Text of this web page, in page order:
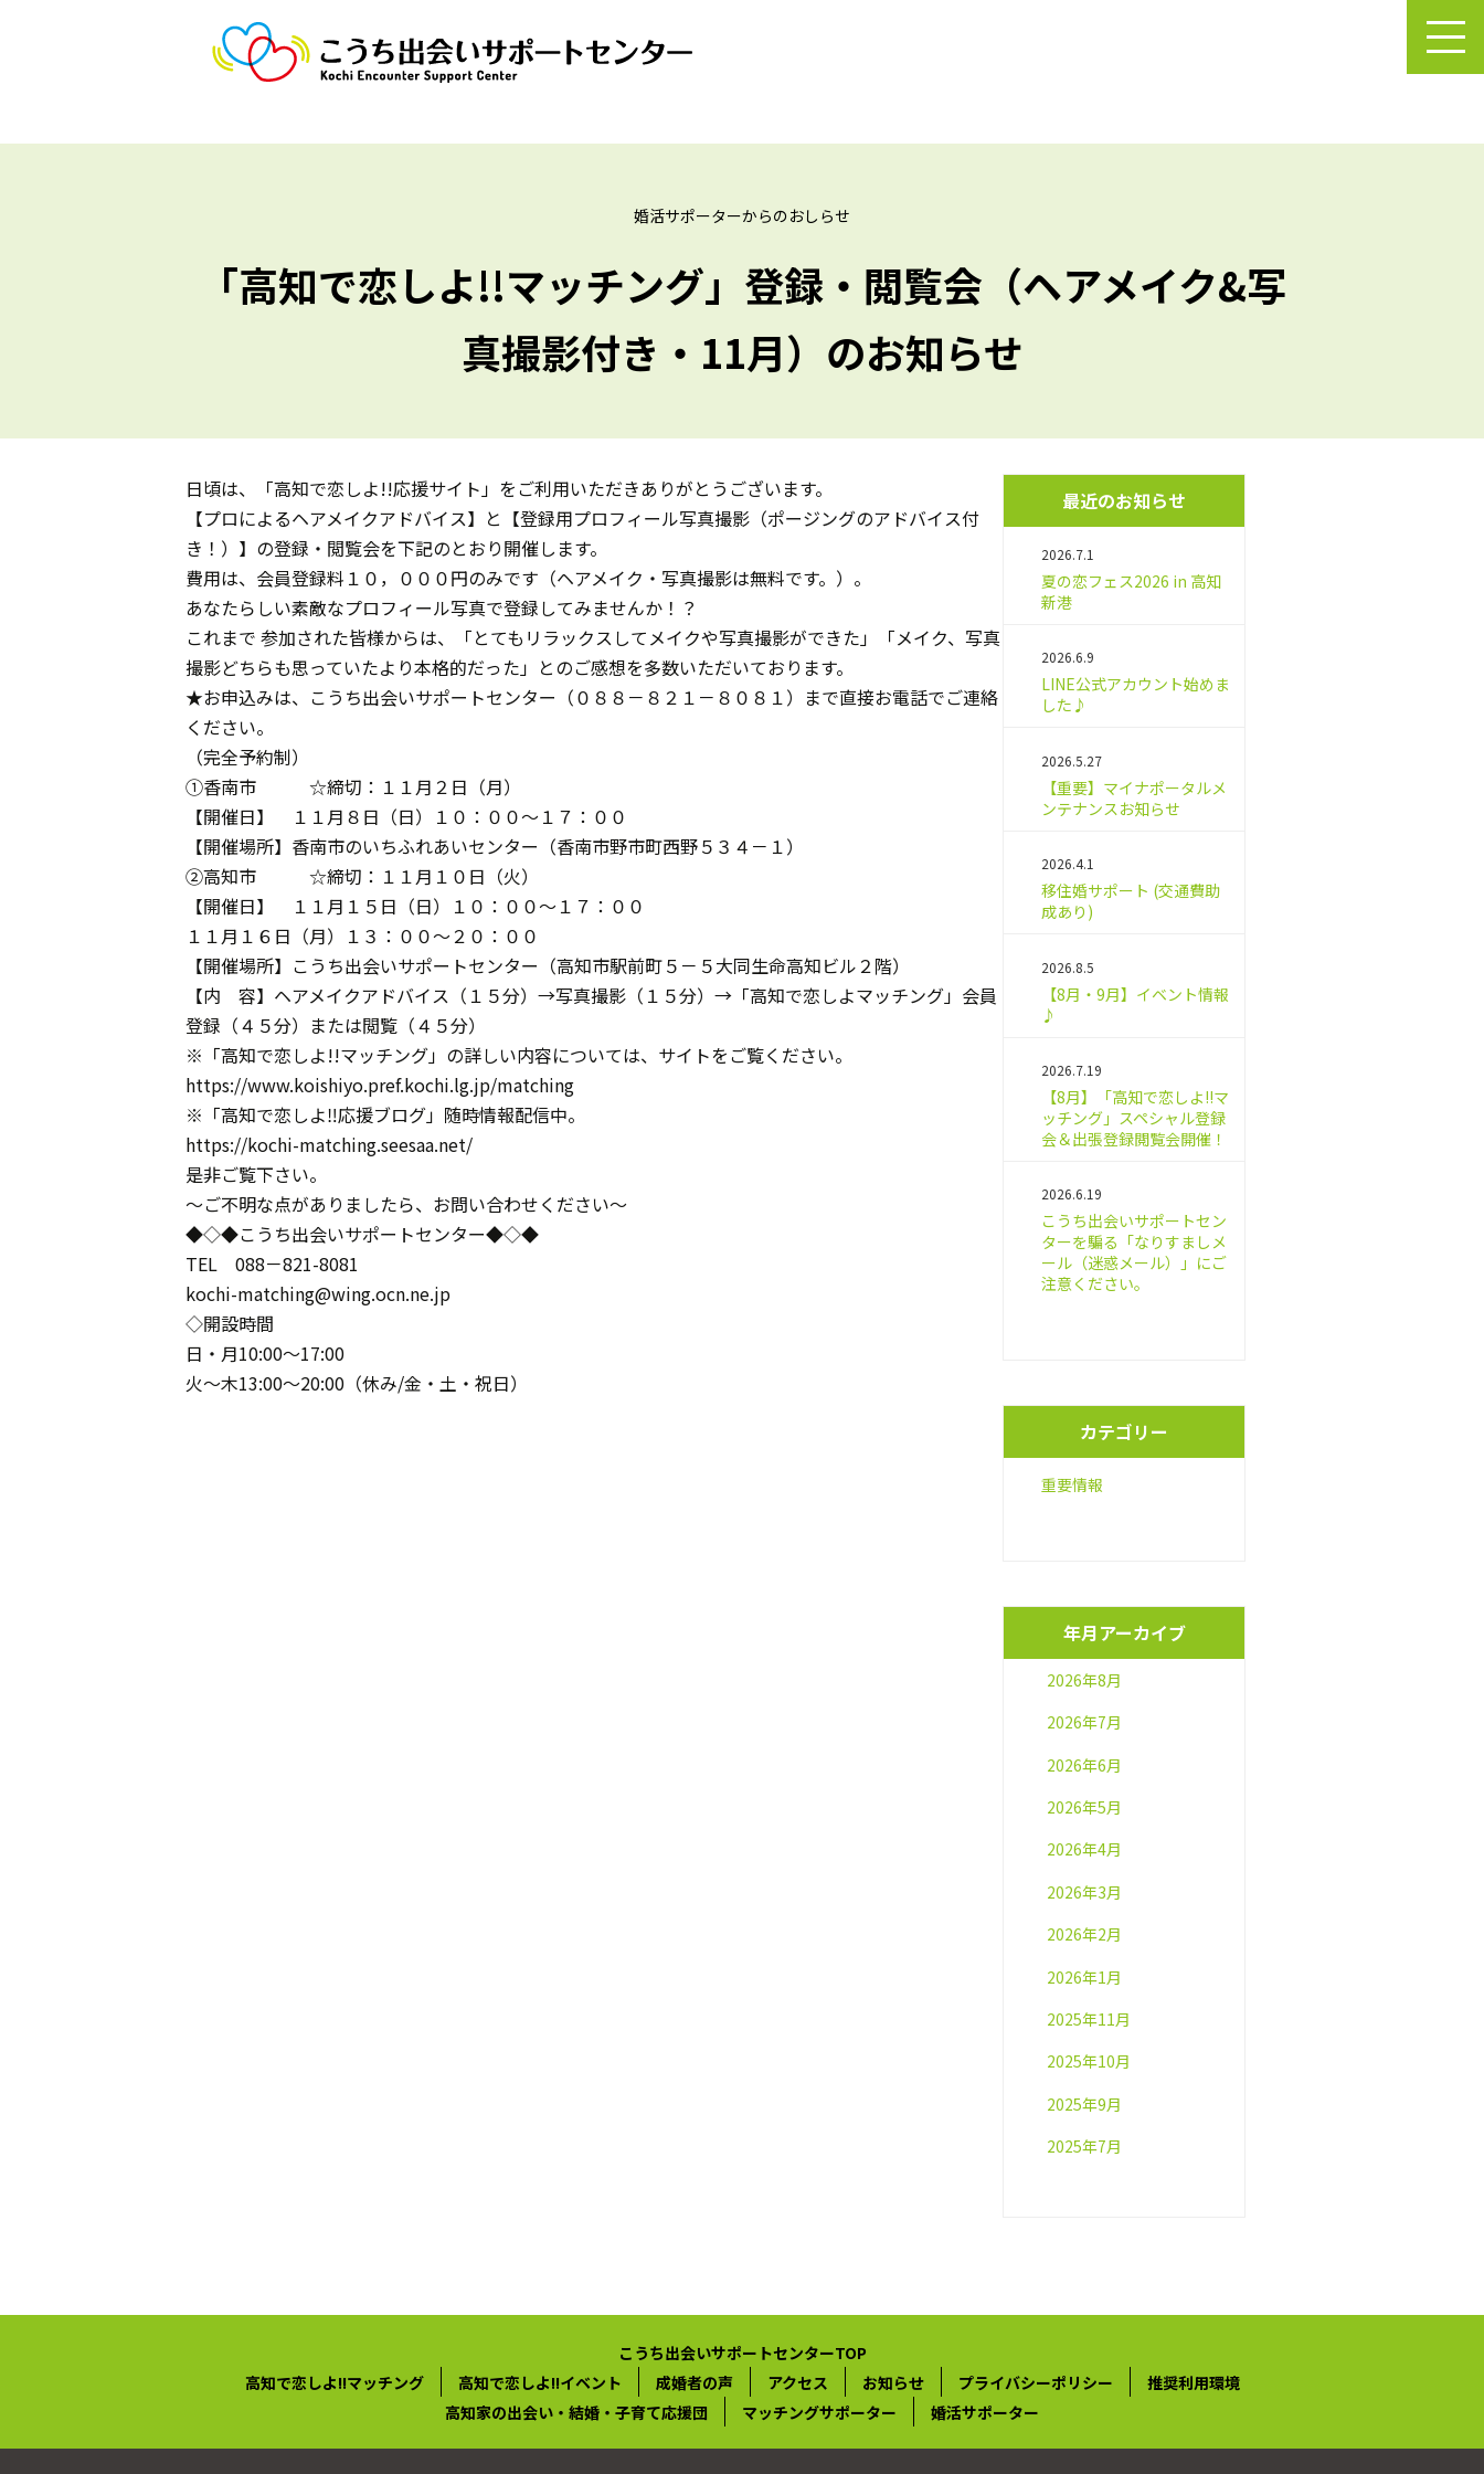
婚活サポーターからのおしらせ
「高知で恋しよ!!マッチング」登録・閲覧会（ヘアメイク&写
真撮影付き・11月）のお知らせ
日頃は、「高知で恋しよ!!応援サイト」をご利用いただきありがとうございます。
【プロによるヘアメイクアドバイス】と【登録用プロフィール写真撮影（ポージングのアドバイス付
き！）】の登録・閲覧会を下記のとおり開催します。
費用は、会員登録料１０，０００円のみです（ヘアメイク・写真撮影は無料です。）。
あなたらしい素敵なプロフィール写真で登録してみませんか！？
これまで 参加された皆様からは、「とてもリラックスしてメイクや写真撮影ができた」「メイク、写真
撮影どちらも思っていたより本格的だった」とのご感想を多数いただいております。
★お申込みは、こうち出会いサポートセンター（０８８－８２１－８０８１）まで直接お電話でご連絡
ください。
（完全予約制）
①香南市 ☆締切：１１月２日（月）
【開催日】 １１月８日（日）１０：００～１７：００
【開催場所】香南市のいちふれあいセンター（香南市野市町西野５３４－１）
②高知市 ☆締切：１１月１０日（火）
【開催日】 １１月１５日（日）１０：００～１７：００
１１月１６日（月）１３：００～２０：００
【開催場所】こうち出会いサポートセンター（高知市駅前町５－５大同生命高知ビル２階）
【内 容】ヘアメイクアドバイス（１５分）→写真撮影（１５分）→「高知で恋しよマッチング」会員
登録（４５分）または閲覧（４５分）
※「高知で恋しよ!!マッチング」の詳しい内容については、サイトをご覧ください。
https://www.koishiyo.pref.kochi.lg.jp/matching
※「高知で恋しよ‼応援ブログ」随時情報配信中。
https://kochi-matching.seesaa.net/
是非ご覧下さい。
～ご不明な点がありましたら、お問い合わせください～
◆◇◆こうち出会いサポートセンター◆◇◆
TEL 088－821-8081
kochi-matching@wing.ocn.ne.jp
◇開設時間
日・月10:00～17:00
火～木13:00～20:00（休み/金・土・祝日）
最近のお知らせ
2026.7.1
夏の恋フェス2026 in 高知
新港
2026.6.9
LINE公式アカウント始めま
した♪
2026.5.27
【重要】マイナポータルメ
ンテナンスお知らせ
2026.4.1
移住婚サポート (交通費助
成あり)
2026.8.5
【8月・9月】イベント情報
♪
2026.7.19
【8月】「高知で恋しよ!!マ
ッチング」スペシャル登録
会＆出張登録閲覧会開催！
2026.6.19
こうち出会いサポートセン
ターを騙る「なりすましメ
ール（迷惑メール）」にご
注意ください。
カテゴリー
重要情報
年月アーカイブ
2026年8月
2026年7月
2026年6月
2026年5月
2026年4月
2026年3月
2026年2月
2026年1月
2025年11月
2025年10月
2025年9月
2025年7月
こうち出会いサポートセンターTOP
高知で恋しよ!!マッチング
高知で恋しよ!!イベント 成婚者の声 アクセス お知らせ プライバシーポリシー
推奨利用環境
高知家の出会い・結婚・子育て応援団
マッチングサポーター 婚活サポーター